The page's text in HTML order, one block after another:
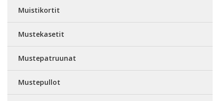
Muistikortit
Mustekasetit
Mustepatruunat
Mustepullot